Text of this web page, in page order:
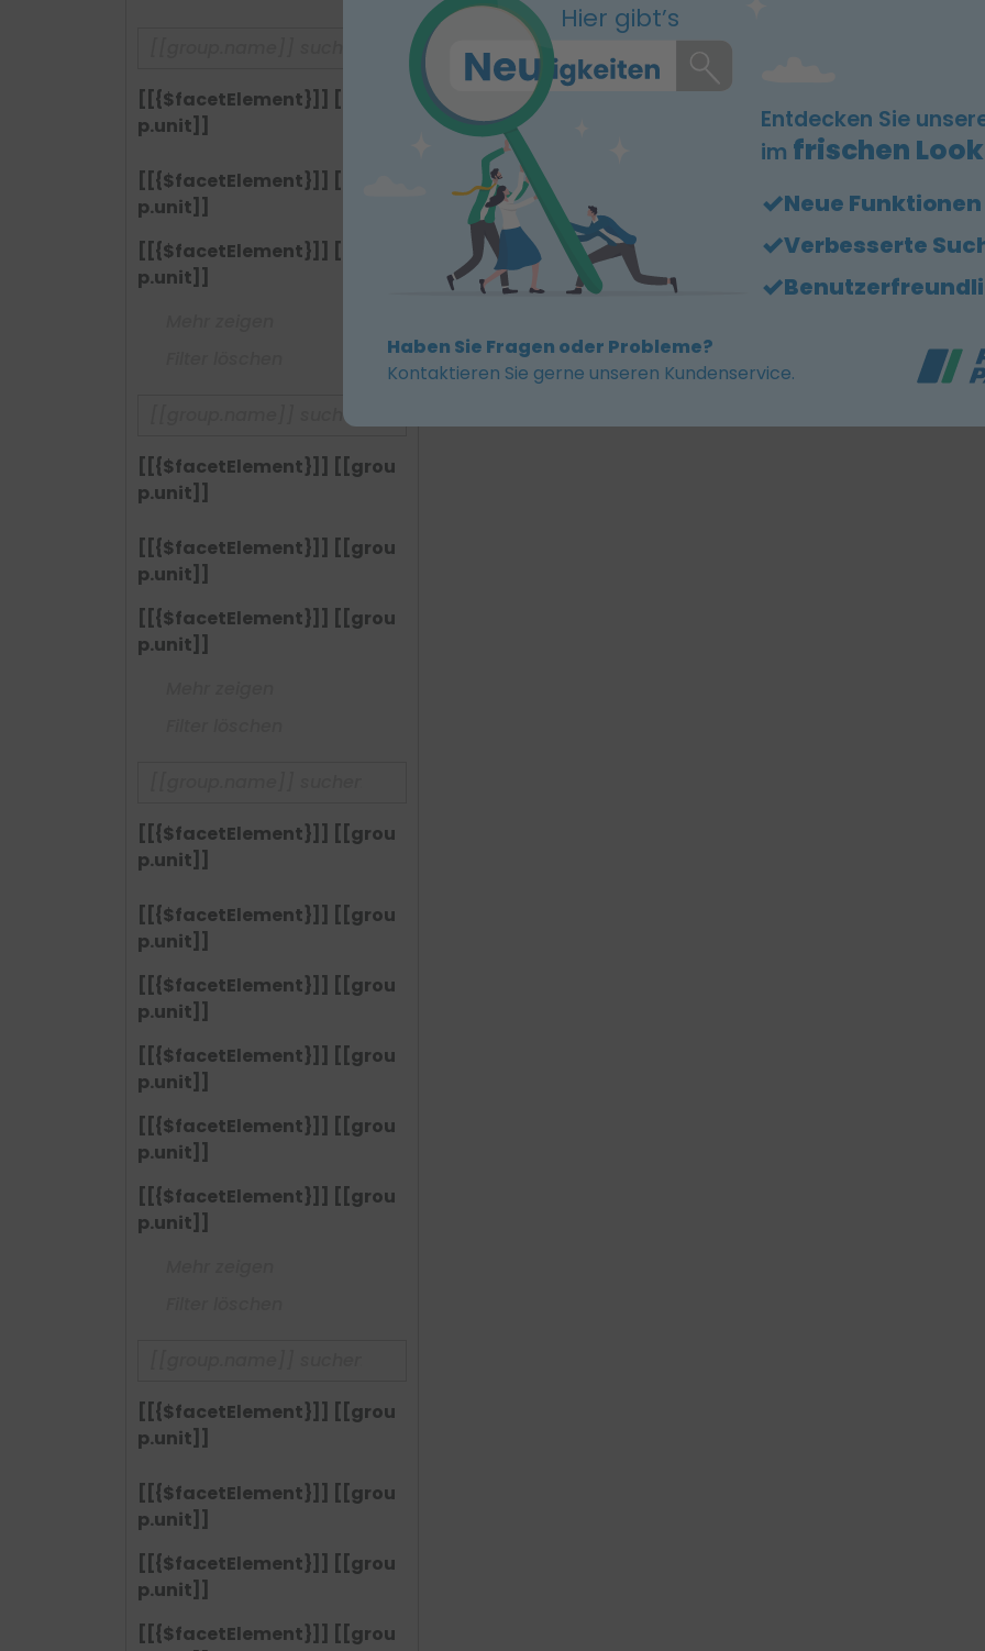
[[{$facetElement}]] [[grou
p.unit]]
[[{$facetElement}]] [[grou
p.unit]]
[[{$facetElement}]] [[grou
p.unit]]
[[{$facetElement}]] [[grou
p.unit]]
[[{$facetElement}]] [[grou
p.unit]]
[[{$facetElement}]] [[grou
p.unit]]
[[{$facetElement}]] [[grou
p.unit]]
[[{$facetElement}]] [[grou
p.unit]]
[[{$facetElement}]] [[grou
p.unit]]
[[{$facetElement}]] [[grou
p.unit]]
[[{$facetElement}]] [[grou
p.unit]]
[[{$facetElement}]] [[grou
p.unit]]
[[{$facetElement}]] [[grou
p.unit]]
[[{$facetElement}]] [[grou
p.unit]]
[[{$facetElement}]] [[grou
p.unit]]
[[{$facetElement}]] [[grou
Hier gibt’s
Entdecken Sie
im frischen
Neue Funktionen
Verbesserte
Haben Sie Fragen oder Probleme?
Kontaktieren Sie gerne unseren Kundenservice.